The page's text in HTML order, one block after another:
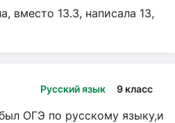
вместо 13.3, написала 13,
Русский язык 9 класс
ОГЭ по русскому языку,и